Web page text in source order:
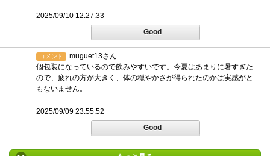
2025/09/10 12:27:33
Good
コメント
muguet13さん
個包装になっているので飲みやすいです。今夏はあまりに暑すぎた
ので、疲れの方が大きく、体の穏やかさが得られたのかは実感がと
もないません。
2025/09/09 23:55:52
Good